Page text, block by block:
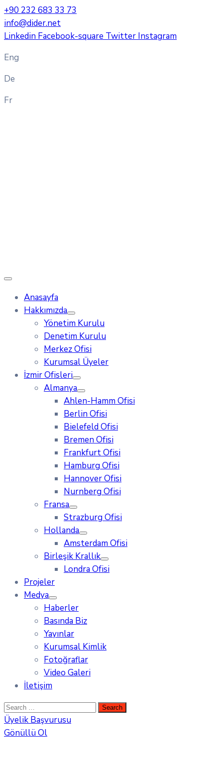
+90 232 683 33 73
info@dider.net
Linkedin Facebook-square Twitter Instagram
Eng
De
Fr
Anasayfa
Hakkımızda
Yönetim Kurulu
Denetim Kurulu
Merkez Ofisi
Kurumsal Üyeler
İzmir Ofisleri
Almanya
Ahlen-Hamm Ofisi
Berlin Ofisi
Bielefeld Ofisi
Bremen Ofisi
Frankfurt Ofisi
Hamburg Ofisi
Hannover Ofisi
Nurnberg Ofisi
Fransa
Strazburg Ofisi
Hollanda
Amsterdam Ofisi
Birleşik Krallık
Londra Ofisi
Projeler
Medya
Haberler
Basında Biz
Yayınlar
Kurumsal Kimlik
Fotoğraflar
Video Galeri
İletişim
Üyelik Başvurusu
Gönüllü Ol